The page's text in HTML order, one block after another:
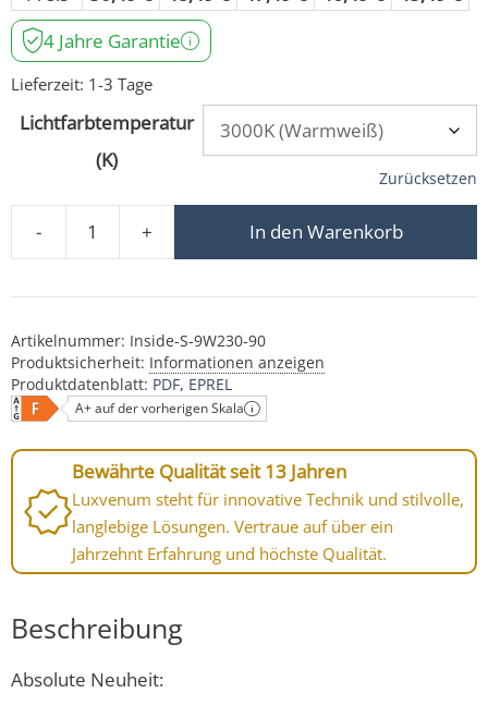
4 Jahre Garantie
Lieferzeit: 1-3 Tage
Lichtfarbtemperatur
(K)
Zurücksetzen
-
Forma-Inside Einbauleuchte 230V | 9W & dimmbar |
+ In den Warenkorb
Artikelnummer: Inside-S-9W230-90
Produktsicherheit: Informationen anzeigen
Produktdatenblatt: PDF EPREL
A+ auf der vorherigen Skala
Bewährte Qualität seit 13 Jahren
Luxvenum steht für innovative Technik und stilvolle,
langlebige Lösungen. Vertraue auf über ein
Jahrzehnt Erfahrung und höchste Qualität.
Beschreibung
Absolute Neuheit: